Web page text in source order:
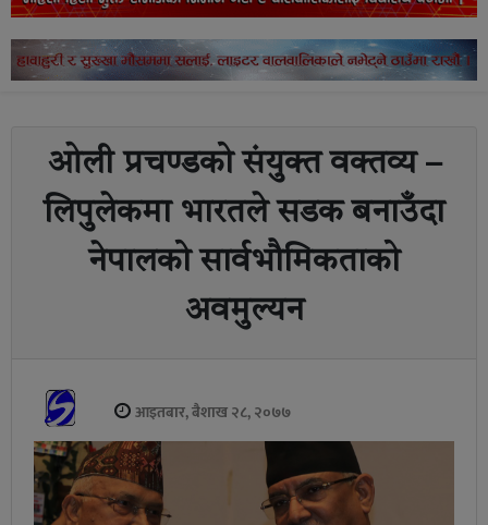
ओली प्रचण्डको संयुक्त वक्तव्य –
लिपुलेकमा भारतले सडक बनाउँदा
नेपालको सार्वभौमिकताको
अवमुल्यन
आइतबार, बैशाख २८, २०७७